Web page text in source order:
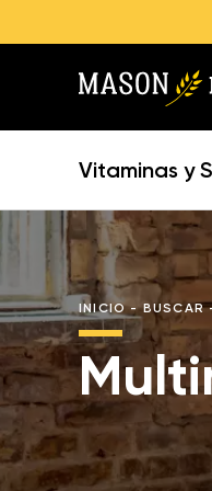
Vitaminas y
INICIO-BUSCAR